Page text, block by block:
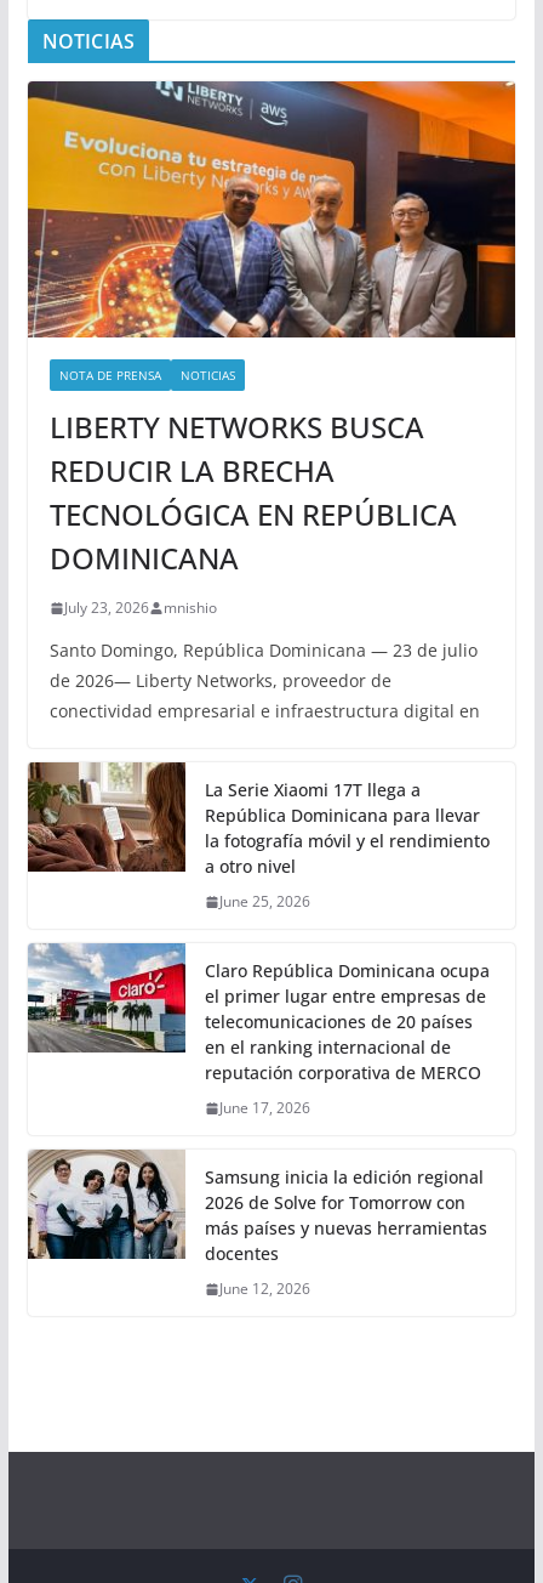
NOTICIAS
NOTA DE PRENSA NOTICIAS
LIBERTY NETWORKS BUSCA
REDUCIR LA BRECHA
TECNOLÓGICA EN REPÚBLICA
DOMINICANA
July 23, 2026 mnishio
Santo Domingo, República Dominicana — 23 de julio
de 2026— Liberty Networks, proveedor de
conectividad empresarial e infraestructura digital en
La Serie Xiaomi 17T llega a
República Dominicana para llevar
la fotografía móvil y el rendimiento
a otro nivel
June 25, 2026
Claro República Dominicana ocupa
el primer lugar entre empresas de
telecomunicaciones de 20 países
en el ranking internacional de
reputación corporativa de MERCO
June 17, 2026
Samsung inicia la edición regional
2026 de Solve for Tomorrow con
más países y nuevas herramientas
docentes
June 12, 2026